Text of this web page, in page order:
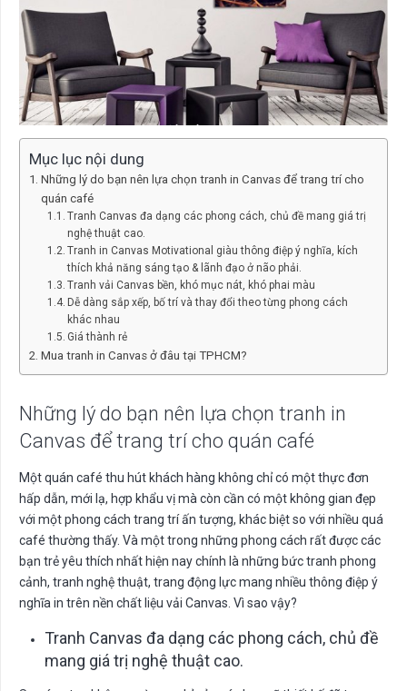
Mục lục nội dung
Những lý do bạn nên lựa chọn tranh in Canvas để trang trí cho
quán café
Tranh Canvas đa dạng các phong cách, chủ đề mang giá trị
nghệ thuật cao.
Tranh in Canvas Motivational giàu thông điệp ý nghĩa, kích
thích khả năng sáng tạo & lãnh đạo ở não phải.
Tranh vải Canvas bền, khó mục nát, khó phai màu
Dễ dàng sắp xếp, bố trí và thay đổi theo từng phong cách
khác nhau
Giá thành rẻ
Mua tranh in Canvas ở đâu tại TPHCM?
Những lý do bạn nên lựa chọn tranh in
Canvas để trang trí cho quán café
Một quán café thu hút khách hàng không chỉ có một thực đơn
hấp dẫn, mới lạ, hợp khẩu vị mà còn cần có một không gian đẹp
với một phong cách trang trí ấn tượng, khác biệt so với nhiều quá
café thường thấy. Và một trong những phong cách rất được các
bạn trẻ yêu thích nhất hiện nay chính là những bức tranh phong
cảnh, tranh nghệ thuật, trang động lực mang nhiều thông điệp ý
nghĩa in trên nền chất liệu vải Canvas. Vì sao vậy?
Tranh Canvas đa dạng các phong cách, chủ đề
mang giá trị nghệ thuật cao.